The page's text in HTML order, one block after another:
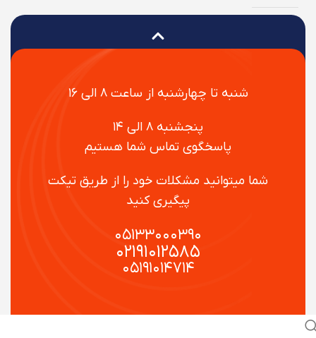
شنبه تا چهارشنبه از ساعت ۸ الی ۱۶
پنجشنبه ۸ الی ۱۴
پاسخگوی تماس شما هستیم
شما میتوانید مشکلات خود را از طریق تیکت
پیگیری کنید
۰۵۱۳۳۰۰۰۳۹۰
۰۲۱۹۱۰۱۲۵۸۵
۰۵۱۹۱۰۱۴۷۱۴